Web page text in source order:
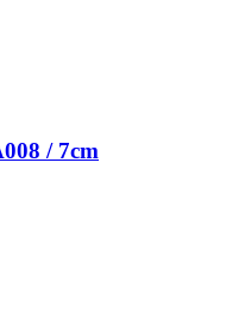
/ 7cm